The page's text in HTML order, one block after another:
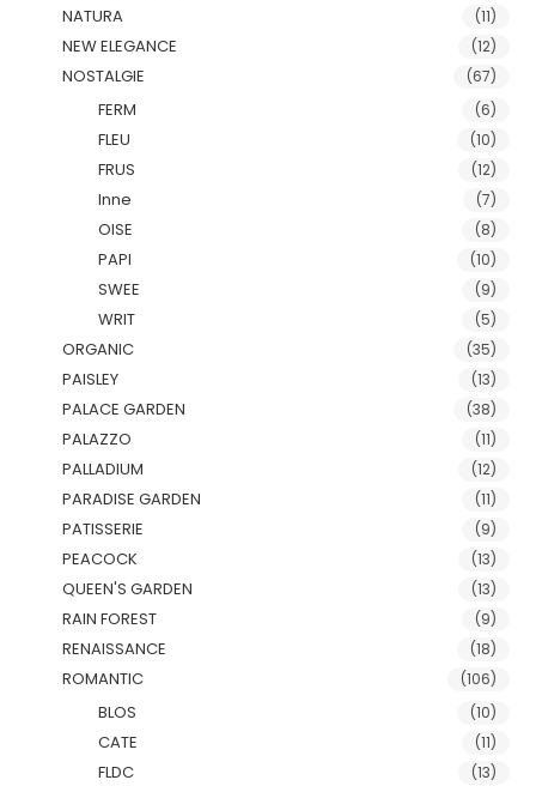
NATURA (11)
NEW ELEGANCE (12)
NOSTALGIE (67)
FERM (6)
FLEU (10)
FRUS (12)
Inne (7)
OISE (8)
PAPI (10)
SWEE (9)
WRIT (5)
ORGANIC (35)
PAISLEY (13)
PALACE GARDEN (38)
PALAZZO (11)
PALLADIUM (12)
PARADISE GARDEN (11)
PATISSERIE (9)
PEACOCK (13)
QUEEN'S GARDEN (13)
RAIN FOREST (9)
RENAISSANCE (18)
ROMANTIC (106)
BLOS (10)
CATE (11)
FLDC (13)